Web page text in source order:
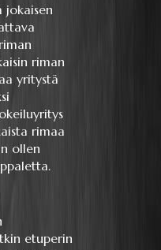
jokaisen
riman
yritystä
rimaa
ollen
etuperin